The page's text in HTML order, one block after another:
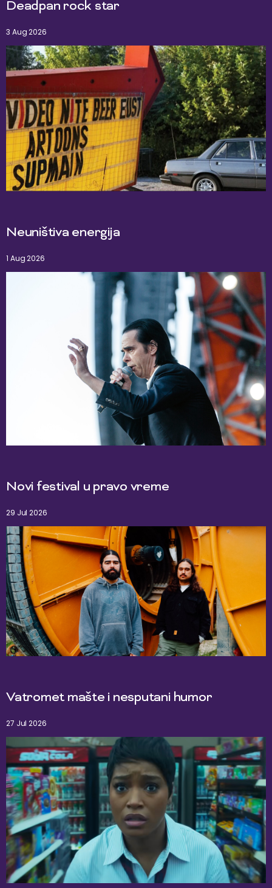
Deadpan rock star
3 Aug 2026
Neuništiva energija
1 Aug 2026
Novi festival u pravo vreme
29 Jul 2026
Vatromet mašte i nesputani humor
27 Jul 2026